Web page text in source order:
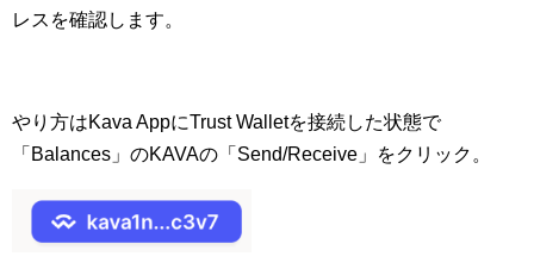
レスを確認します。
やり方はKava AppにTrust Walletを接続した状態で
「Balances」のKAVAの「Send/Receive」をクリック。